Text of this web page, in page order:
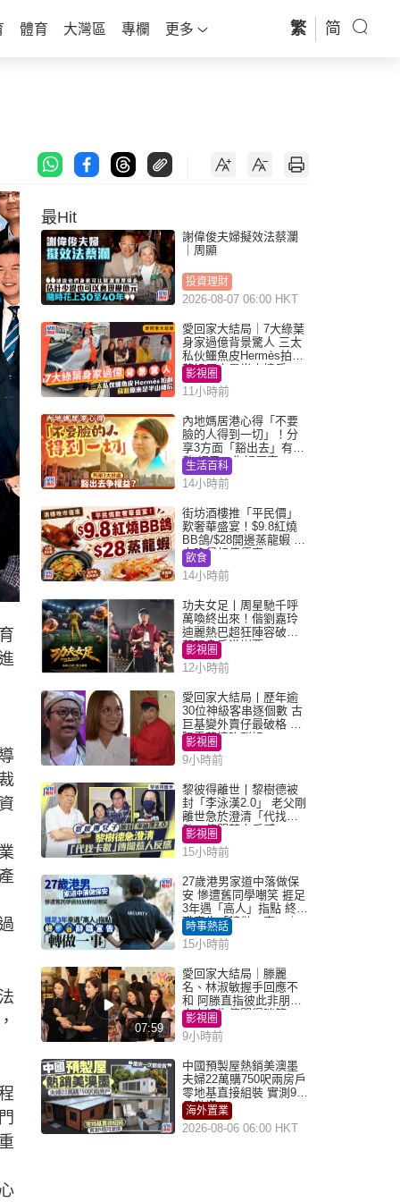
體育 大灣區 專欄 更多 繁 简
最Hit
謝偉俊夫婦擬效法蔡瀾
｜周顯
投資理財
2026-08-07 06:00 HKT
愛回家大結局｜7大綠葉
身家過億背景驚人 三太
私伙鱷魚皮Hermès拍劇
蘇姐原來是半山樓后
影視圈
11小時前
內地媽居港心得「不要
臉的人得到一切」！分
享3方面「豁出去」有著
數 網民：你好厲害
生活百科
14小時前
街坊酒樓推「平民價」
歎奢華盛宴！$9.8紅燒
BB鴿/$28開邊蒸龍蝦 3
大晚餐超值優惠
飲食
14小時前
功夫女足丨周星馳千呼
萬喚終出來！偕劉嘉玲
迪麗熱巴超狂陣容破天
荒現身香港謝票
影視圈
12小時前
愛回家大結局丨歷年逾
30位神級客串逐個數 古
巨基變外賣仔最破格 歐
陽震華情陷群姐
影視圈
9小時前
黎彼得離世丨黎樹德被
封「李泳漢2.0」 老父剛
離世急於澄清「代找卡
數」傳聞惹人反感
影視圈
15小時前
27歲港男家道中落做保
安 慘遭舊同學嘲笑 捱足
3年遇「高人」指點 終辭
職宣告「轉做一事」｜
Juicy叮
時事熱話
15小時前
07:59
愛回家大結局｜滕麗
名、林淑敏握手回應不
和 阿滕直指彼此非朋友
大小姐指傳聞得啖笑
影視圈
9小時前
中國預製屋熱銷美澳墨
夫婦22萬購750呎兩房戶
零地基直接組裝 實測9個
月激讚
海外置業
2026-08-06 06:00 HKT